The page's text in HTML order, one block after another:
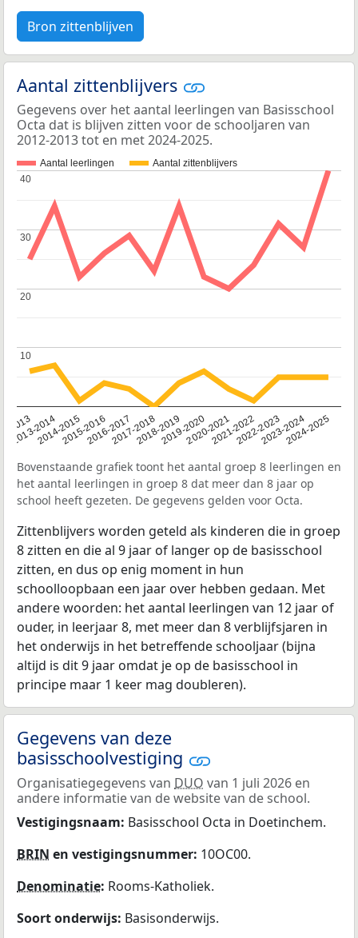
Bron zittenblijven
Aantal zittenblijvers
Gegevens over het aantal leerlingen van Basisschool
Octa dat is blijven zitten voor de schooljaren van
2012-2013 tot en met 2024-2025.
Aantal leerlingen Aantal zittenblijvers
2013
2013-2014
2014-20152015-20162016-20172017-20182018-20192019-20202020-20212021-20222022-20232023-20242024-2025
10
10
20
20
30
30
40
40
Bovenstaande grafiek toont het aantal groep 8 leerlingen en
het aantal leerlingen in groep 8 dat meer dan 8 jaar op
school heeft gezeten. De gegevens gelden voor Octa.
Zittenblijvers worden geteld als kinderen die in groep
8 zitten en die al 9 jaar of langer op de basisschool
zitten, en dus op enig moment in hun
schoolloopbaan een jaar over hebben gedaan. Met
andere woorden: het aantal leerlingen van 12 jaar of
ouder, in leerjaar 8, met meer dan 8 verblijfsjaren in
het onderwijs in het betreffende schooljaar (bijna
altijd is dit 9 jaar omdat je op de basisschool in
principe maar 1 keer mag doubleren).
Gegevens van deze
basisschoolvestiging
Organisatiegegevens van DUO van 1 juli 2026 en
andere informatie van de website van de school.
Vestigingsnaam: Basisschool Octa in Doetinchem.
BRIN en vestigingsnummer: 10OC00.
Denominatie: Rooms-Katholiek.
Soort onderwijs: Basisonderwijs.